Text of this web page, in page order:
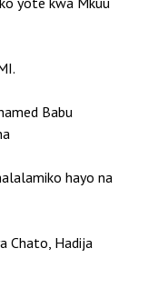
Babu
hayo na
Chato, Hadija